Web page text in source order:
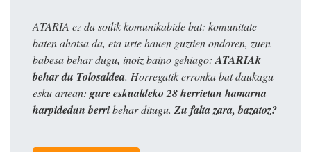
ATARIA ez da soilik komunikabide bat: komunitate
baten ahotsa da, eta urte hauen guztien ondoren, zuen
babesa behar dugu, inoiz baino gehiago:ATARIAk
behar du Tolosaldea. Horregatik erronka bat daukagu
esku artean: gure eskualdeko 28 herrietan hamarna
harpidedun berribehar ditugu. Zu falta zara, bazatoz?